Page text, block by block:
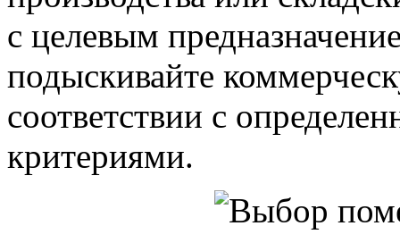
с целевым
подыскивайте
соответствии с
критериями.